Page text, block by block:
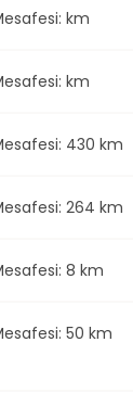
km
km
430 km
264 km
8 km
50 km